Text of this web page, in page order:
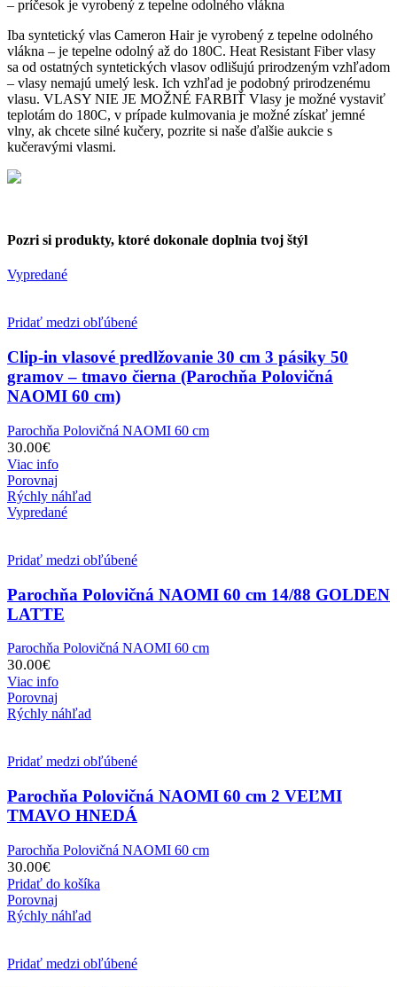
– príčesok je vyrobený z tepelne odolného vlákna
Iba syntetický vlas Cameron Hair je vyrobený z tepelne odolného
vlákna – je tepelne odolný až do 180C. Heat Resistant Fiber vlasy
sa od ostatných syntetických vlasov odlišujú prirodzeným vzhľadom
– vlasy nemajú umelý lesk. Ich vzhľad je podobný prirodzenému
vlasu. VLASY NIE JE MOŽNÉ FARBIŤ Vlasy je možné vystaviť
teplotám do 180C, v prípade kulmovania je možné získať jemné
vlny, ak chcete silné kučery, pozrite si naše ďalšie aukcie s
kučeravými vlasmi.
Pozri si produkty, ktoré dokonale doplnia tvoj štýl
Vypredané
Pridať medzi obľúbené
Clip-in vlasové predlžovanie 30 cm 3 pásiky 50
gramov – tmavo čierna (Parochňa Polovičná
NAOMI 60 cm)
Parochňa Polovičná NAOMI 60 cm
30.00€
Viac info
Porovnaj
Rýchly náhľad
Vypredané
Pridať medzi obľúbené
Parochňa Polovičná NAOMI 60 cm 14/88 GOLDEN
LATTE
Parochňa Polovičná NAOMI 60 cm
30.00€
Viac info
Porovnaj
Rýchly náhľad
Pridať medzi obľúbené
Parochňa Polovičná NAOMI 60 cm 2 VEĽMI
TMAVO HNEDÁ
Parochňa Polovičná NAOMI 60 cm
30.00€
Pridať do košíka
Porovnaj
Rýchly náhľad
Pridať medzi obľúbené